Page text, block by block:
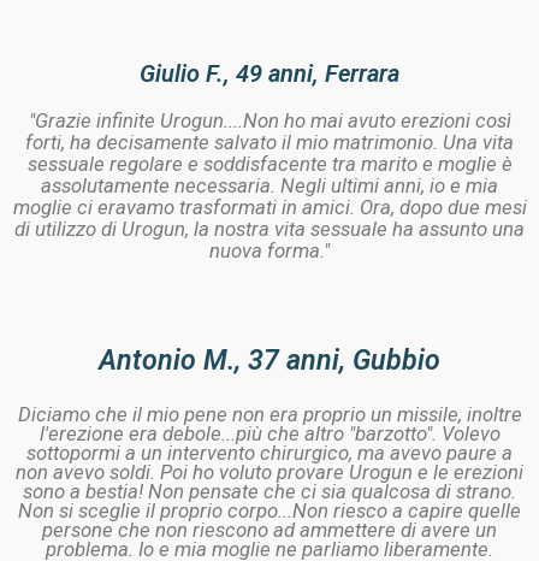
Giulio F., 49 anni, Ferrara
"Grazie infinite Urogun....Non ho mai avuto erezioni così
forti, ha decisamente salvato il mio matrimonio. Una vita
sessuale regolare e soddisfacente tra marito e moglie è
assolutamente necessaria. Negli ultimi anni, io e mia
moglie ci eravamo trasformati in amici. Ora, dopo due mesi
di utilizzo di Urogun, la nostra vita sessuale ha assunto una
nuova forma."
Antonio M., 37 anni, Gubbio
Diciamo che il mio pene non era proprio un missile, inoltre
l'erezione era debole...più che altro "barzotto". Volevo
sottopormi a un intervento chirurgico, ma avevo paure a
non avevo soldi. Poi ho voluto provare Urogun e le erezioni
sono a bestia! Non pensate che ci sia qualcosa di strano.
Non si sceglie il proprio corpo...Non riesco a capire quelle
persone che non riescono ad ammettere di avere un
problema. Io e mia moglie ne parliamo liberamente.